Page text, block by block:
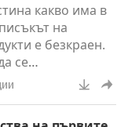
какво има в
на
е безкраен.
се
най-
до скъпите